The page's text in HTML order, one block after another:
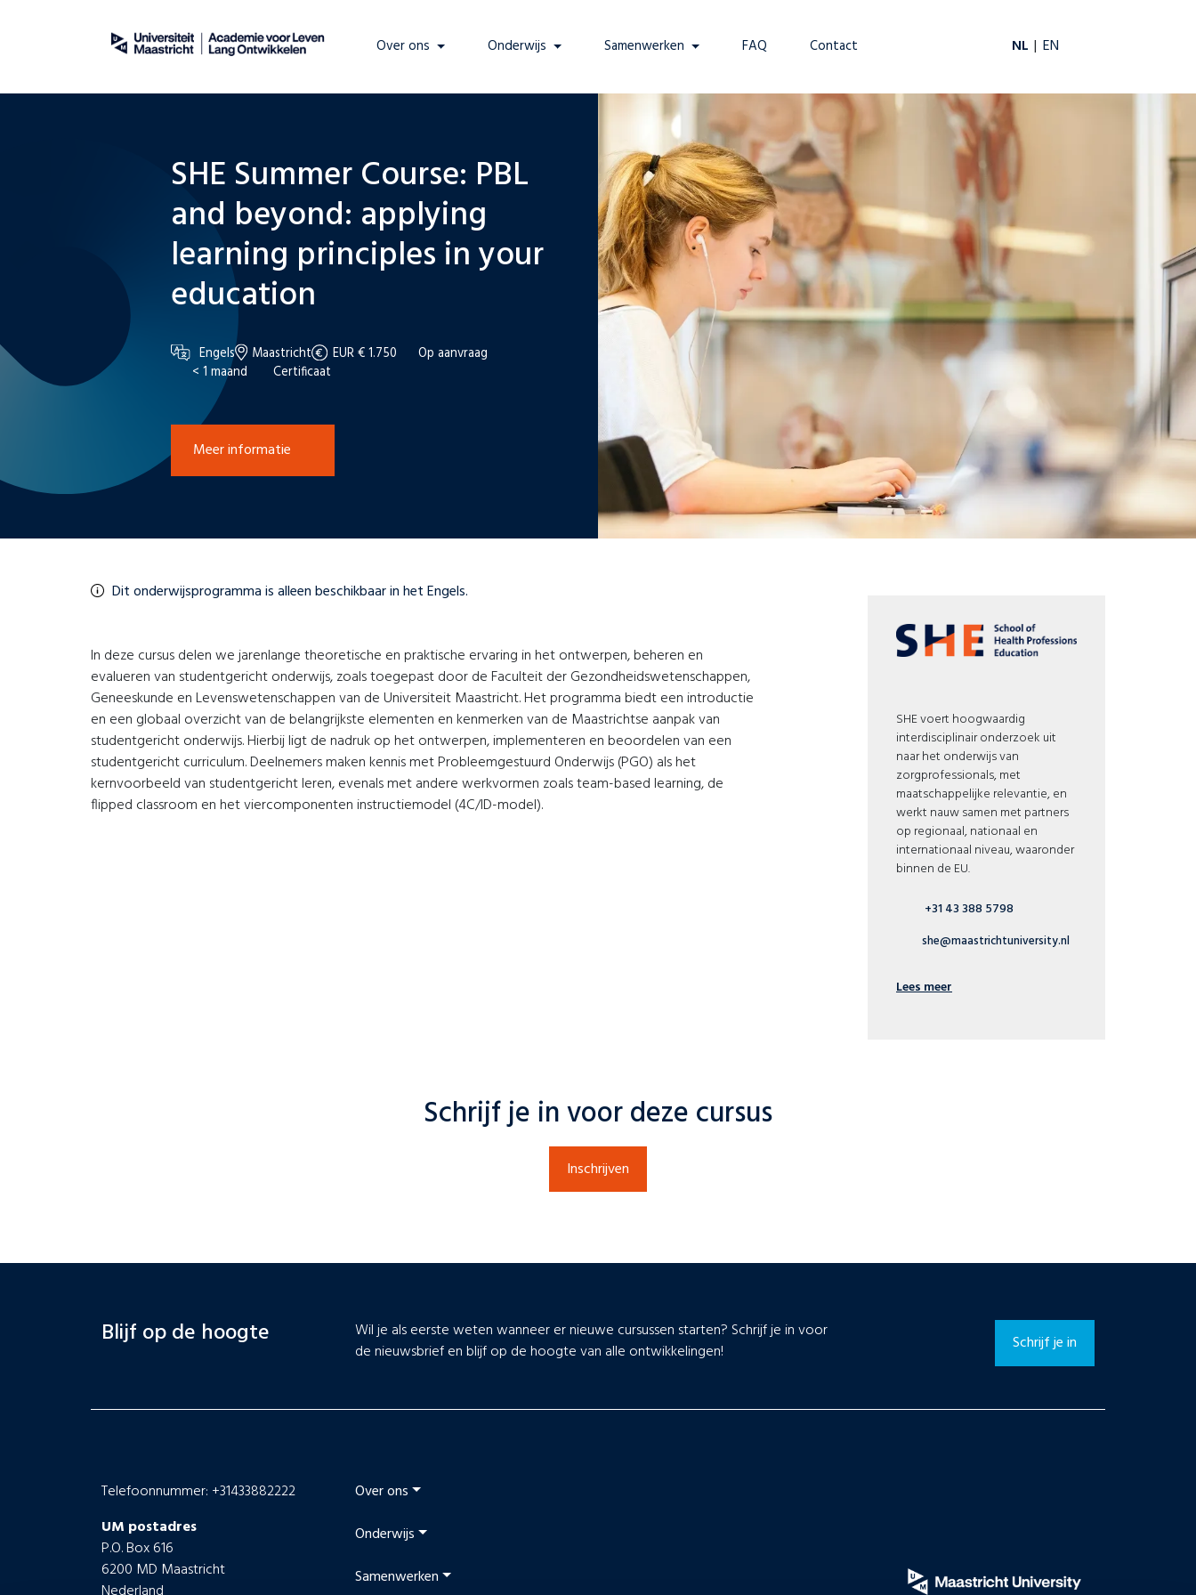
Over ons Onderwijs Samenwerken FAQ Contact NL EN
SHE Summer Course: PBL
and beyond: applying
learning principles in your
education
Engels Maastricht EUR € 1.750
Op aanvraag
< 1 maand
Certificaat
Meer informatie
Dit onderwijsprogramma is alleen beschikbaar in het Engels.
In deze cursus delen we jarenlange theoretische en praktische ervaring in het ontwerpen, beheren en
evalueren van studentgericht onderwijs, zoals toegepast door de Faculteit der Gezondheidswetenschappen,
Geneeskunde en Levenswetenschappen van de Universiteit Maastricht. Het programma biedt een introductie
en een globaal overzicht van de belangrijkste elementen en kenmerken van de Maastrichtse aanpak van
studentgericht onderwijs. Hierbij ligt de nadruk op het ontwerpen, implementeren en beoordelen van een
studentgericht curriculum. Deelnemers maken kennis met Probleemgestuurd Onderwijs (PGO) als het
kernvoorbeeld van studentgericht leren, evenals met andere werkvormen zoals team-based learning, de
flipped classroom en het viercomponenten instructiemodel (4C/ID-model).
SHE voert hoogwaardig
interdisciplinair onderzoek uit
naar het onderwijs van
zorgprofessionals, met
maatschappelijke relevantie, en
werkt nauw samen met partners
op regionaal, nationaal en
internationaal niveau, waaronder
binnen de EU.
+31 43 388 5798
she@maastrichtuniversity.nl
Lees meer
Schrijf je in voor deze cursus
Inschrijven
Blijf op de hoogte
Wil je als eerste weten wanneer er nieuwe cursussen starten? Schrijf je in voor
de nieuwsbrief en blijf op de hoogte van alle ontwikkelingen!
Schrijf je in
Telefoonnummer: +31433882222
UM postadres
P.O. Box 616
6200 MD Maastricht
Over ons
Onderwijs
Samenwerken